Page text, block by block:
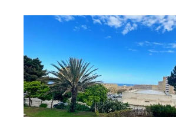
BASTIA 202
Ref : 569
Appartement T3 à vendre
150 000 €